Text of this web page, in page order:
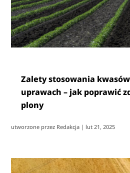
Zalety stosowania
uprawach – jak poprawić
plony
utworzone przez Redakcja | lut 21, 2025